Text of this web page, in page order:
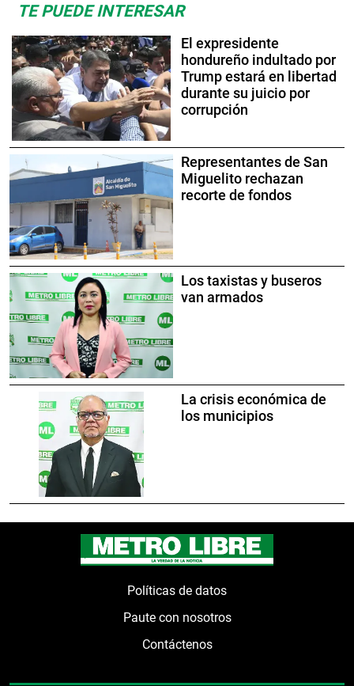
TE PUEDE INTERESAR
El expresidente
hondureño indultado por
Trump estará en libertad
durante su juicio por
corrupción
Representantes de San
Miguelito rechazan
recorte de fondos
Los taxistas y buseros
van armados
La crisis económica de
los municipios
Políticas de datos
Paute con nosotros
Contáctenos